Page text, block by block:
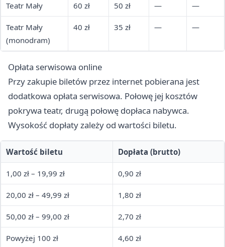
Teatr Mały 60 zł 50 zł — —
Teatr Mały
(monodram)
40 zł 35 zł — —
Opłata serwisowa online
Przy zakupie biletów przez internet pobierana jest
dodatkowa opłata serwisowa. Połowę jej kosztów
pokrywa teatr, drugą połowę dopłaca nabywca.
Wysokość dopłaty zależy od wartości biletu.
Wartość biletu Dopłata (brutto)
1,00 zł – 19,99 zł 0,90 zł
20,00 zł – 49,99 zł 1,80 zł
50,00 zł – 99,00 zł 2,70 zł
Powyżej 100 zł 4,60 zł